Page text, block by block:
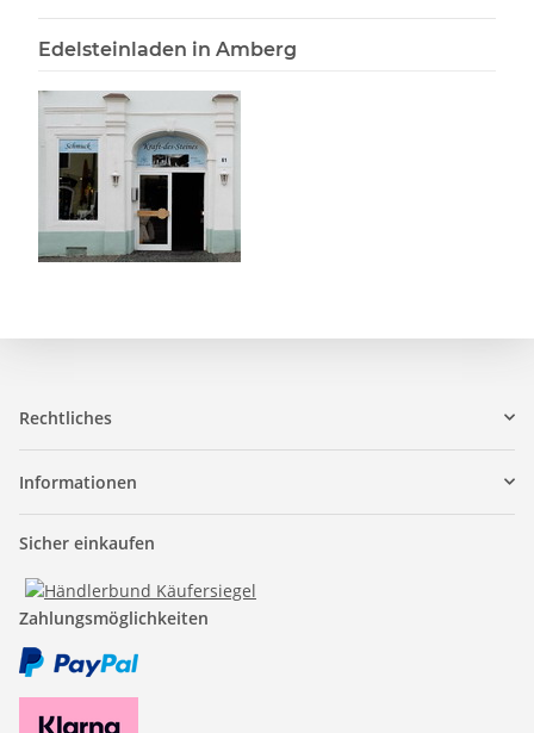
Edelsteinladen in Amberg
Rechtliches
Informationen
Sicher einkaufen
Zahlungsmöglichkeiten